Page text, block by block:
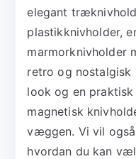
elegant
plastikknivholder,
marmorknivholder
retro og nostalgisk
look og en
magnetisk
væggen. Vi vil
hvordan du kan